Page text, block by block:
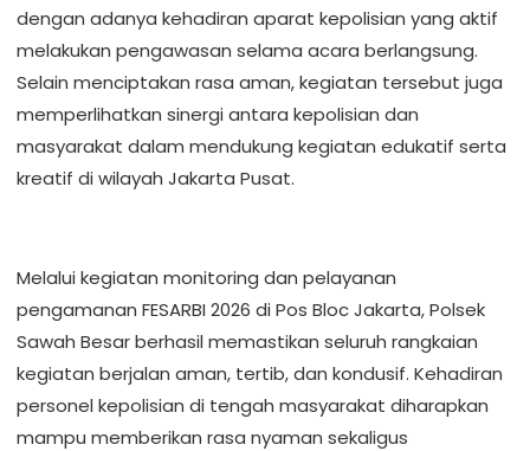
dengan adanya kehadiran aparat kepolisian yang aktif
melakukan pengawasan selama acara berlangsung.
Selain menciptakan rasa aman, kegiatan tersebut juga
memperlihatkan sinergi antara kepolisian dan
masyarakat dalam mendukung kegiatan edukatif serta
kreatif di wilayah Jakarta Pusat.
Melalui kegiatan monitoring dan pelayanan
pengamanan FESARBI 2026 di Pos Bloc Jakarta, Polsek
Sawah Besar berhasil memastikan seluruh rangkaian
kegiatan berjalan aman, tertib, dan kondusif. Kehadiran
personel kepolisian di tengah masyarakat diharapkan
mampu memberikan rasa nyaman sekaligus